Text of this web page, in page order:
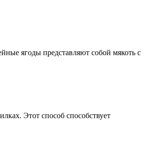
ягоды представляют собой мякоть с
Этот способ способствует